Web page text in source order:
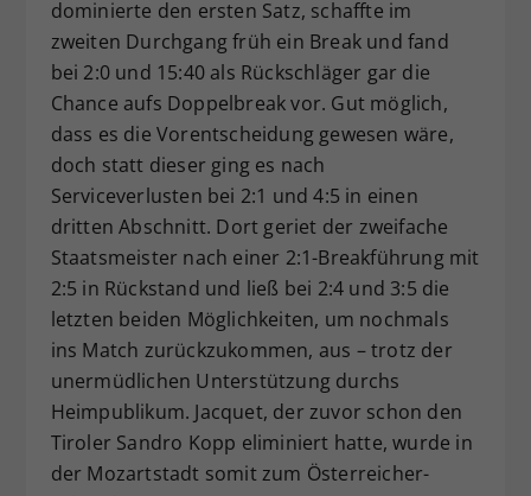
dominierte den ersten Satz, schaffte im
zweiten Durchgang früh ein Break und fand
bei 2:0 und 15:40 als Rückschläger gar die
Chance aufs Doppelbreak vor. Gut möglich,
dass es die Vorentscheidung gewesen wäre,
doch statt dieser ging es nach
Serviceverlusten bei 2:1 und 4:5 in einen
dritten Abschnitt. Dort geriet der zweifache
Staatsmeister nach einer 2:1-Breakführung mit
2:5 in Rückstand und ließ bei 2:4 und 3:5 die
letzten beiden Möglichkeiten, um nochmals
ins Match zurückzukommen, aus – trotz der
unermüdlichen Unterstützung durchs
Heimpublikum. Jacquet, der zuvor schon den
Tiroler Sandro Kopp eliminiert hatte, wurde in
der Mozartstadt somit zum Österreicher-